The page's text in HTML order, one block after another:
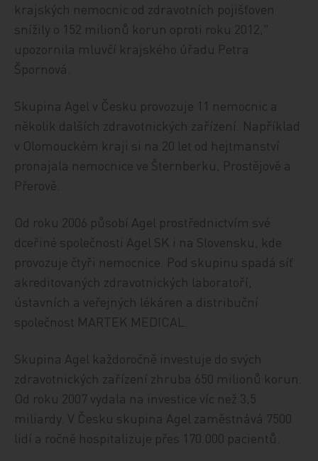
krajských nemocnic od zdravotních pojišťoven
snížily o 152 milionů korun oproti roku 2012,"
upozornila mluvčí krajského úřadu Petra
Špornová.
Skupina Agel v Česku provozuje 11 nemocnic a
několik dalších zdravotnických zařízení. Například
v Olomouckém kraji si na 20 let od hejtmanství
pronajala nemocnice ve Šternberku, Prostějově a
Přerově.
Od roku 2006 působí Agel prostřednictvím své
dceřiné společnosti Agel SK i na Slovensku, kde
provozuje čtyři nemocnice. Pod skupinu spadá síť
akreditovaných zdravotnických laboratoří,
ústavních a veřejných lékáren a distribuční
společnost MARTEK MEDICAL.
Skupina Agel každoročně investuje do svých
zdravotnických zařízení zhruba 650 milionů korun.
Od roku 2007 vydala na investice víc než 3,5
miliardy. V Česku skupina Agel zaměstnává 7500
lidí a ročně hospitalizuje přes 170.000 pacientů.